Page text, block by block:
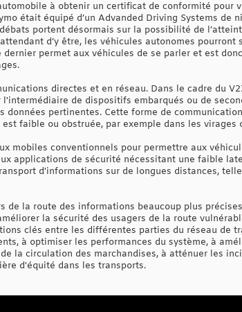
à obtenir un certificat de conformité pour
était équipé d’un Advanded Driving Systems de
portent désormais sur la possibilité de
d’y être, les véhicules autonomes pourront
dernier permet aux véhicules de se parler et est
directes et en réseau. Dans le cadre du
de dispositifs embarqués ou de
pertinentes. Cette forme de
faible ou obstruée, par exemple dans les virages
mobiles conventionnels pour permettre aux
applications de sécurité nécessitant une faible
d'informations sur de longues distances,
de la route des informations beaucoup plus
la sécurité des usagers de la route
clés entre les différentes parties du réseau de
à optimiser les performances du système, à
la circulation des marchandises, à atténuer les
d'équité dans les transports.